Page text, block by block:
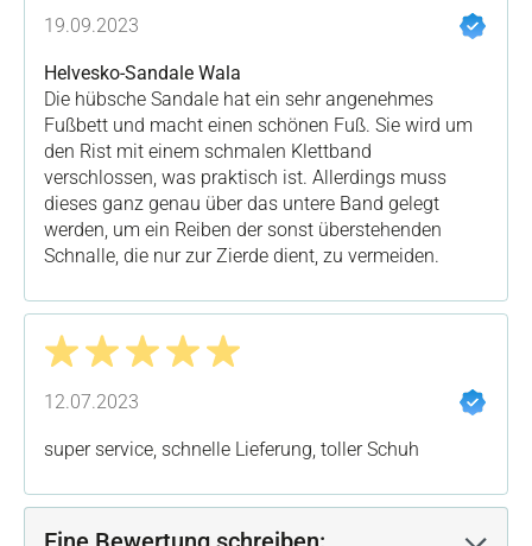
Bewertung mit 4 von 5 Sternen
19.09.2023
Helvesko-Sandale Wala
Die hübsche Sandale hat ein sehr angenehmes
Fußbett und macht einen schönen Fuß. Sie wird um
den Rist mit einem schmalen Klettband
verschlossen, was praktisch ist. Allerdings muss
dieses ganz genau über das untere Band gelegt
werden, um ein Reiben der sonst überstehenden
Schnalle, die nur zur Zierde dient, zu vermeiden.
Bewertung mit 5 von 5 Sternen
12.07.2023
super service, schnelle Lieferung, toller Schuh